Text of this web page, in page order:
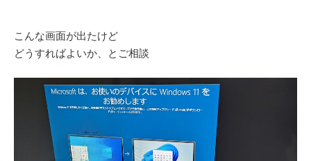
こんな画面が出たけど
どうすればよいか、とご相談